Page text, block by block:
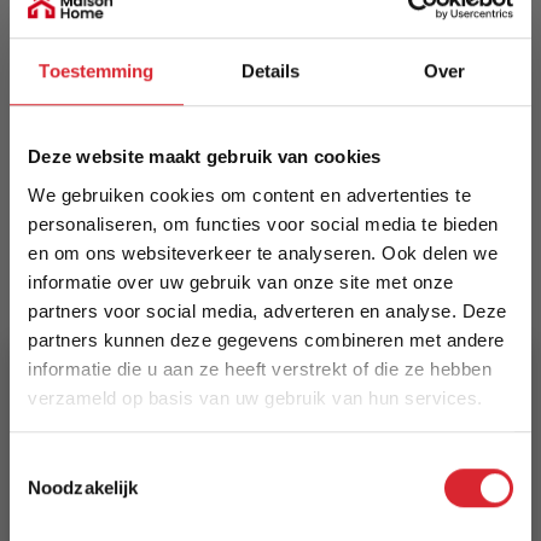
Toestemming Details Over
Deze website maakt gebruik van cookies
We gebruiken cookies om content en advertenties te
personaliseren, om functies voor social media te bieden
en om ons websiteverkeer te analyseren. Ook delen we
informatie over uw gebruik van onze site met onze
partners voor social media, adverteren en analyse. Deze
partners kunnen deze gegevens combineren met andere
informatie die u aan ze heeft verstrekt of die ze hebben
verzameld op basis van uw gebruik van hun services.
Noodzakelijk
EAN
1176-H850
€ 349,00
Levertijd
1 tot 5 werkdagen
Specificaties
Kleur: Goud
Kleurcode: H850
Fitting: E27
Volt: 220V
Afmeting bevestigingsplaat (cm): 120x11x3